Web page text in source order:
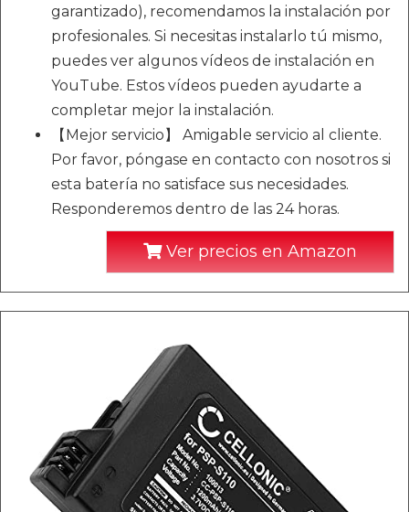
garantizado), recomendamos la instalación por
profesionales. Si necesitas instalarlo tú mismo,
puedes ver algunos vídeos de instalación en
YouTube. Estos vídeos pueden ayudarte a
completar mejor la instalación.
【Mejor servicio】 Amigable servicio al cliente.
Por favor, póngase en contacto con nosotros si
esta batería no satisface sus necesidades.
Responderemos dentro de las 24 horas.
Ver precios en Amazon